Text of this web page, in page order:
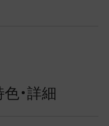
・詳細